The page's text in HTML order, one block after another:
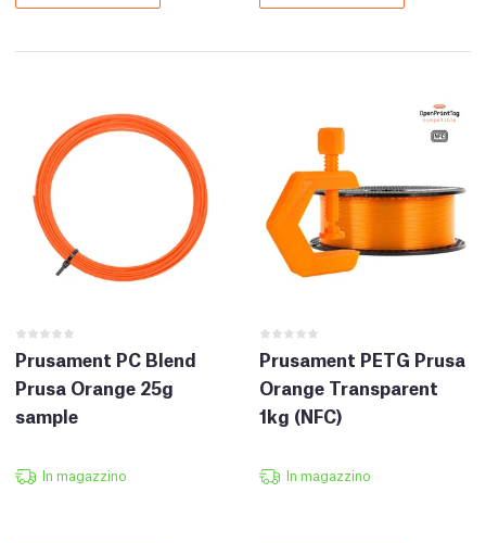
Prusament PC Blend
Prusa Orange 25g
sample
In magazzino
Prusament PETG Prusa
Orange Transparent
1kg (NFC)
In magazzino